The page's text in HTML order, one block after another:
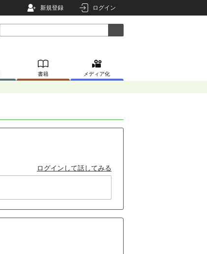
新規登録 ログイン
書籍 メディア化
ログインして話してみる